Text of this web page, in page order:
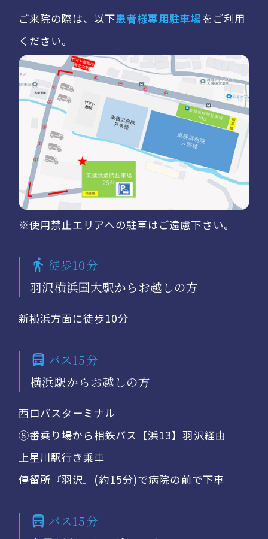
ご来院の際は、以下患者様専用駐車場をご利用
ください。
※使用禁止エリアへの駐車はご遠慮下さい。
徒歩10分
羽沢横浜国大駅からお越しの方
新横浜方面に徒歩10分
バス15分
横浜駅からお越しの方
西口バスターミナル
⑧番乗り場から相鉄バス【浜13】羽沢経由
上星川駅行き乗車
停留所『羽沢』(約15分)で病院の前で下車
バス15分